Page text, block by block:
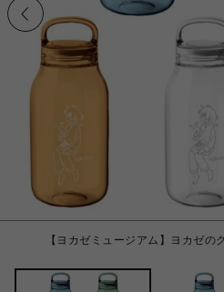
【ヨカゼミュージアム】ヨカゼの